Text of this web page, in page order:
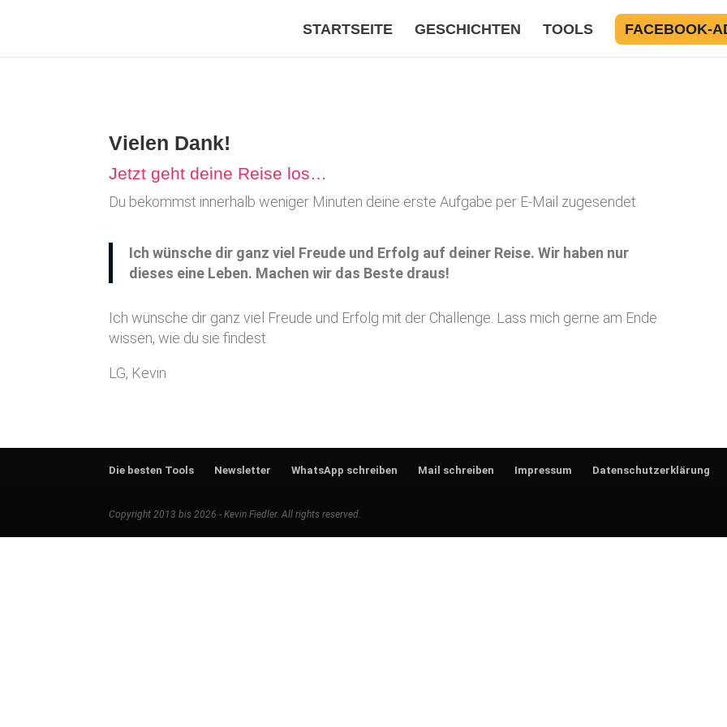
STARTSEITE GESCHICHTEN TOOLS FACEBOOK-
Vielen Dank!
Jetzt geht deine Reise los…
Du bekommst innerhalb weniger Minuten deine erste Aufgabe per E-Mail zugesendet.
Ich wünsche dir ganz viel Freude und Erfolg auf deiner Reise. Wir haben nur
dieses eine Leben. Machen wir das Beste draus!
Ich wünsche dir ganz viel Freude und Erfolg mit der Challenge. Lass mich gerne am Ende
wissen, wie du sie findest.
LG, Kevin
Die besten Tools Newsletter WhatsApp schreiben Mail schreiben Impressum Datenschutzerklärung
Copyright 2013 bis 2026 - Kevin Fiedler. All rights reserved.